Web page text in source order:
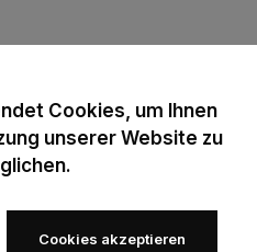
Cookies, um Ihnen
unserer Website zu
Cookies akzeptieren